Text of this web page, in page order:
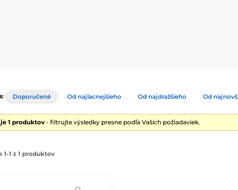
Doporučené Od najlacnejšieho Od najdražšieho Od
1 produktov - filtrujte výsledky presne podľa Vašich požiadaviek.
1 z 1 produktov